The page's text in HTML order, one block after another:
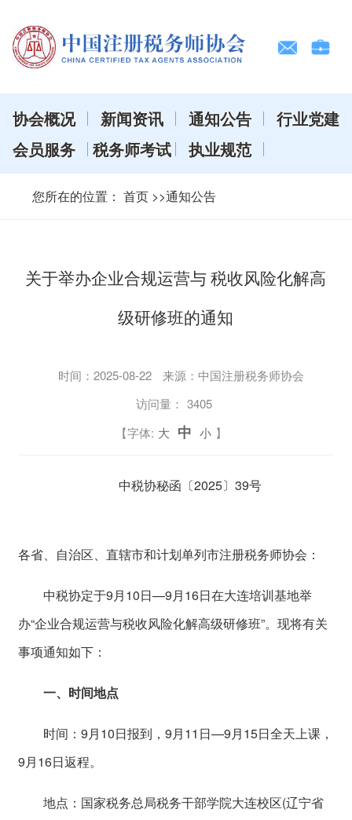
协会概况 新闻资讯 通知公告
行业党建
会员服务
税务师考试 执业规范
您所在的位置： 首页 >>通知公告
关于举办企业合规运营与 税收风险化解高
级研修班的通知
时间：2025-08-22
来源：中国注册税务师协会
访问量： 3405
【字体: 大 中 小 】
中税协秘函〔2025〕39号
各省、自治区、直辖市和计划单列市注册税务师协会：
中税协定于9月10日—9月16日在大连培训基地举
办“企业合规运营与税收风险化解高级研修班”。现将有关
事项通知如下：
一、时间地点
时间：9月10日报到，9月11日—9月15日全天上课，
9月16日返程。
地点：国家税务总局税务干部学院大连校区(辽宁省